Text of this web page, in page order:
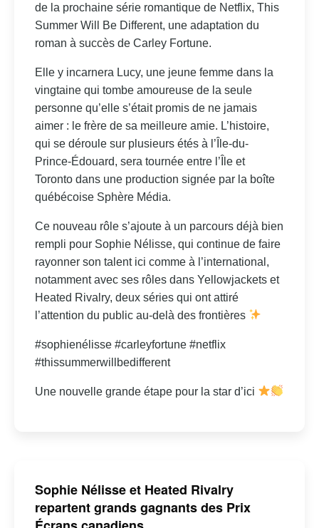
de la prochaine série romantique de Netflix, This
Summer Will Be Different, une adaptation du
roman à succès de Carley Fortune.
Elle y incarnera Lucy, une jeune femme dans la
vingtaine qui tombe amoureuse de la seule
personne qu’elle s’était promis de ne jamais
aimer : le frère de sa meilleure amie. L’histoire,
qui se déroule sur plusieurs étés à l’Île-du-
Prince-Édouard, sera tournée entre l’Île et
Toronto dans une production signée par la boîte
québécoise Sphère Média.
Ce nouveau rôle s’ajoute à un parcours déjà bien
rempli pour Sophie Nélisse, qui continue de faire
rayonner son talent ici comme à l’international,
notamment avec ses rôles dans Yellowjackets et
Heated Rivalry, deux séries qui ont attiré
l’attention du public au-delà des frontières
#sophienélisse #carleyfortune #netflix
#thissummerwillbedifferent
Une nouvelle grande étape pour la star d’ici
Sophie Nélisse et Heated Rivalry
repartent grands gagnants des Prix